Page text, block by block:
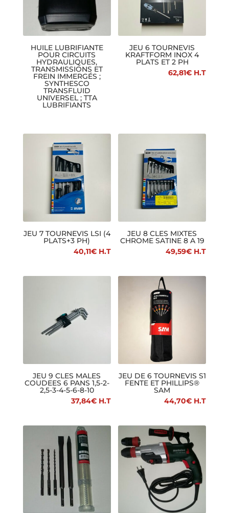
HUILE LUBRIFIANTE
POUR CIRCUITS
HYDRAULIQUES,
TRANSMISSIONS ET
FREIN IMMERGÉS ;
SYNTHESCO
TRANSFLUID
UNIVERSEL ; TTA
LUBRIFIANTS
JEU 6 TOURNEVIS
KRAFTFORM INOX 4
PLATS ET 2 PH
62,81€ H.T
JEU 7 TOURNEVIS LSI (4
PLATS+3 PH)
40,11€ H.T
JEU 8 CLES MIXTES
CHROME SATINE 8 A 19
49,59€ H.T
JEU 9 CLES MALES
COUDEES 6 PANS 1,5-2-
2,5-3-4-5-6-8-10
37,84€ H.T
JEU DE 6 TOURNEVIS S1
FENTE ET PHILLIPS®
SAM
44,70€ H.T